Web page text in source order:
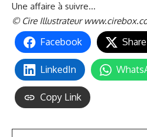
Une affaire à suivre…
© Cire Illustrateur
Facebook
LinkedIn
Copy Link